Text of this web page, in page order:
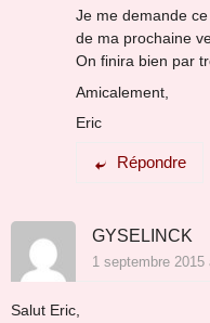
Je me demande
de ma prochaine
On finira bien par
Amicalement,
Eric
Répondre
GYSELINCK
1 septembre
Salut Eric,